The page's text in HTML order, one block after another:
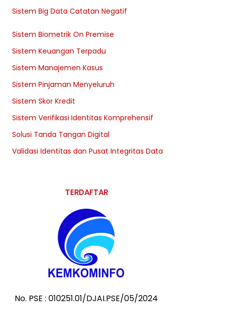
Sistem Big Data Catatan Negatif
Sistem Biometrik On Premise
Sistem Keuangan Terpadu
Sistem Manajemen Kasus
Sistem Pinjaman Menyeluruh
Sistem Skor Kredit
Sistem Verifikasi Identitas Komprehensif
Solusi Tanda Tangan Digital
Validasi Identitas dan Pusat Integritas Data
TERDAFTAR
No. PSE : 010251.01/DJAI.PSE/05/2024